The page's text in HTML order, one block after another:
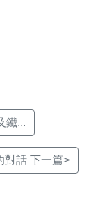
鐵...
話 下一篇>